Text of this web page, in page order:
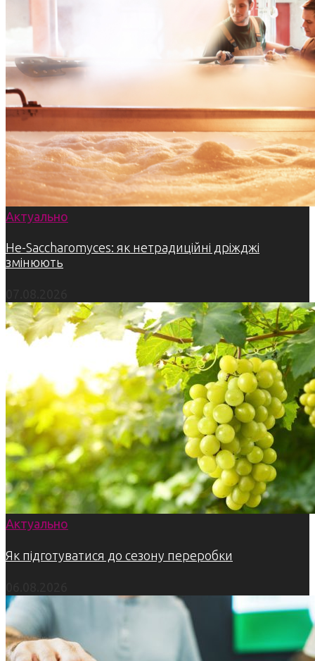
Актуально
Не-Saccharomyces: як нетрадиційні дріжджі
змінюють
Актуально
Як підготуватися до сезону переробки